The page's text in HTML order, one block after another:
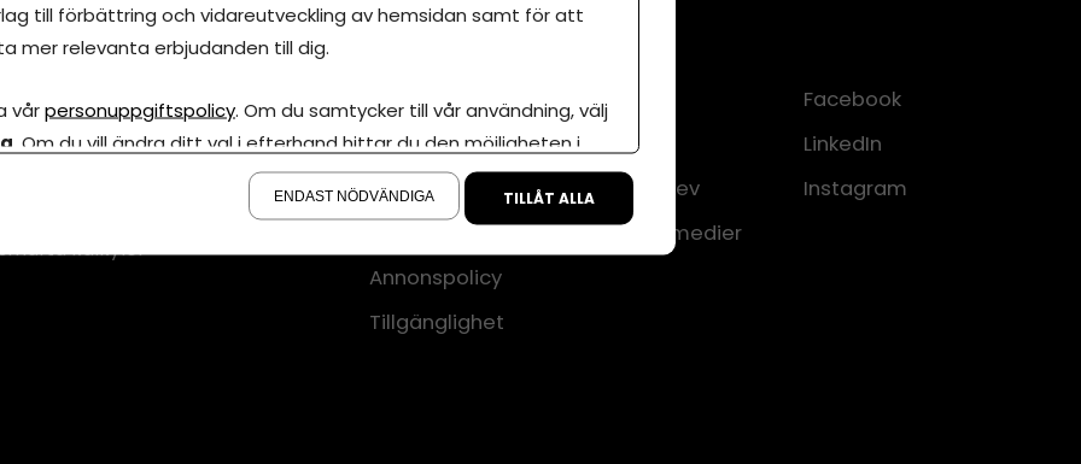
Eget är en
000-tals
kalkyler
Annonsera
Om cookies
Våra användarvillkor
Policy för AI
Annonspolicy
Tillgänglighet
Kontakt
Om oss
Nyhetsbrev
CMS för medier
Facebook
LinkedIn
Instagram
till förbättring och vidareutveckling av hemsidan samt för att
mer relevanta erbjudanden till dig.
vårpersonuppgiftspolicy. Om du samtycker till vår användning, välj
. Om du vill ändra ditt val i efterhand hittar du den möjligheten i
ENDAST NÖDVÄNDIGA TILLÅT ALLA